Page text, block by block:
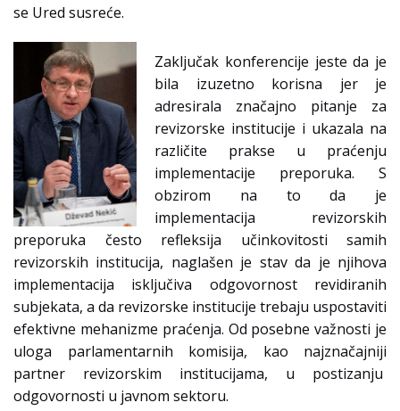
se Ured susreće.
Zaključak konferencije jeste da je
bila izuzetno korisna jer je
adresirala značajno pitanje za
revizorske institucije i ukazala na
različite prakse u praćenju
implementacije preporuka. S
obzirom na to da je
implementacija revizorskih
preporuka često refleksija učinkovitosti samih
revizorskih institucija, naglašen je stav da je njihova
implementacija isključiva odgovornost revidiranih
subjekata, a da revizorske institucije trebaju uspostaviti
efektivne mehanizme praćenja. Od posebne važnosti je
uloga parlamentarnih komisija, kao najznačajniji
partner revizorskim institucijama, u postizanju
odgovornosti u javnom sektoru.